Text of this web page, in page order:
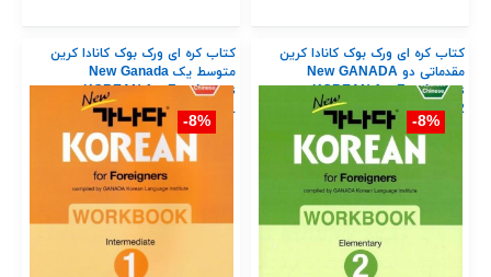
کتاب کره ای ورک بوک کانادا کرین
مقدماتی دو New GANADA
KOREAN for Foreigners
Workbook Elementary 2
8%-
کتاب کره ای ورک بوک کانادا کرین
متوسط یک New Ganada
KOREAN for Foreigners
Workbook Intermediate 1
8%-